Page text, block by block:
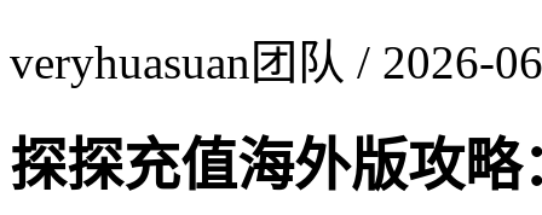
veryhuasuan团队 / 2026-
探探充值海外版攻